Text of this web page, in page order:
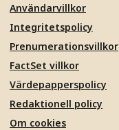
Användarvillkor
Integritetspolicy
Prenumerationsvillkor
FactSet villkor
Värdepapperspolicy
Redaktionell policy
Om cookies